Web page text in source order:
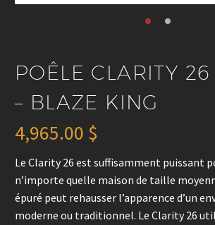
POÊLE CLARITY
– BLAZE KING
4,965.00 $
Le Clarity 26 est suffisamment puissant
n’importe quelle maison de taille
épuré peut rehausser l’apparence d’un
moderne ou traditionnel. Le Clarity 26